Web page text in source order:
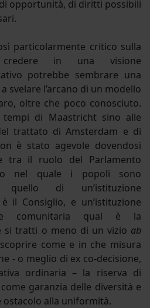
opportunità, di diritti possibili
particolarmente critico sulla
credere in una visione
potrebbe sembrare una
svelare l’arcano di un modello
oltre che poco conosciuto.
di Maastricht sino alle
trattato di Amsterdam e di
è stato agevole dovendosi
tra il ruolo del Parlamento
nel quale i popoli sono
quello di un’istituzione
il Consiglio, e un’istituzione
comunitaria qual è la
si tratti o meno di un vizio ab
come e in che misura
- o meglio di ex co-decisione,
ordinaria – la riserva di
garanzia delle diversità e
ostacolo alla uniformità.